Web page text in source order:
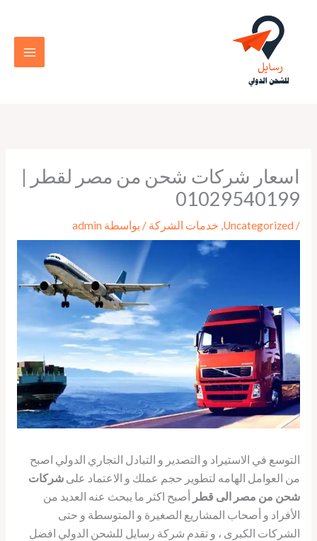
المحتوى
اسعار شركات شحن من مصر لقطر |
01029540199
/
Uncategorized
, خدمات الشركة / بواسطة admin
التوسع في الاستيراد و التصدير و التبادل التجاري الدولي اصبح
من العوامل الهامه لتطوير حجم عملك و الاعتماد على شركات
شحن من مصر الى قطر أصبح اكثر ما يبحث عنه العديد من
الأفراد و أصحاب المشاريع الصغيرة و المتوسطة و حتى
الشركات الكبرى ، و تقدم شركة رسايل للشحن الدولي افضل